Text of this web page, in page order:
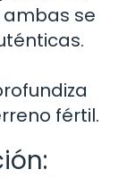
se
fértil.